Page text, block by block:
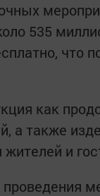
535
что
как
а также
и